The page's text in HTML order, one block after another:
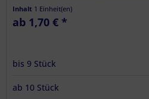
Inhalt 1 Einheit(en)
ab 1,70 € *
bis 9 Stück
ab 10 Stück